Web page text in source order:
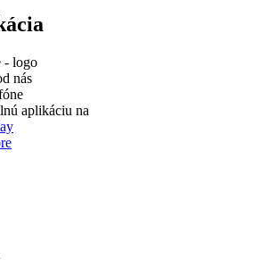
nás
aplikáciu na